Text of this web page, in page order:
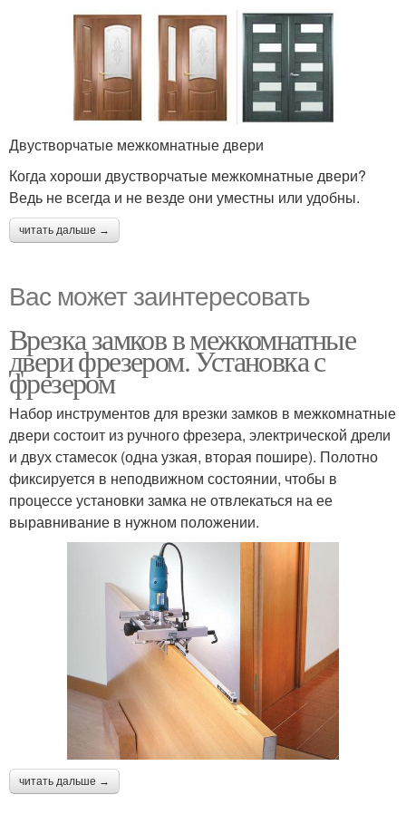
Двустворчатые межкомнатные двери
Когда хороши двустворчатые межкомнатные двери?
Ведь не всегда и не везде они уместны или удобны.
читать дальше →
Вас может заинтересовать
Врезка замков в межкомнатные
двери фрезером. Установка с
фрезером
Набор инструментов для врезки замков в межкомнатные
двери состоит из ручного фрезера, электрической дрели
и двух стамесок (одна узкая, вторая пошире). Полотно
фиксируется в неподвижном состоянии, чтобы в
процессе установки замка не отвлекаться на ее
выравнивание в нужном положении.
читать дальше →